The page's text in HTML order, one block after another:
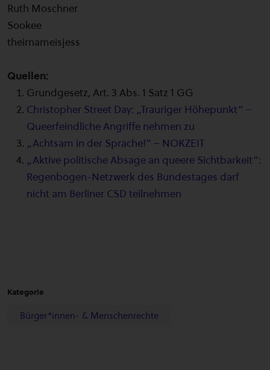
Ruth Moschner
Sookee
theirnameisjess
Quellen:
Grundgesetz, Art. 3 Abs. 1 Satz 1 GG
Christopher Street Day: „Trauriger Höhepunkt“ –
Queerfeindliche Angriffe nehmen zu
„Achtsam in der Sprache!“ – NOKZEIT
„Aktive politische Absage an queere Sichtbarkeit“:
Regenbogen-Netzwerk des Bundestages darf
nicht am Berliner CSD teilnehmen
Kategorie
Bürger*innen- & Menschenrechte